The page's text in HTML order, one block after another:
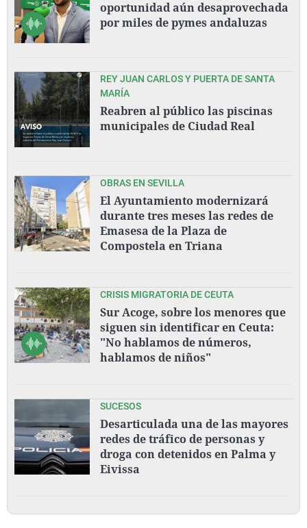
oportunidad aún desaprovechada
por miles de pymes andaluzas
REY JUAN CARLOS Y PUERTA DE SANTA
MARÍA
Reabren al público las piscinas
municipales de Ciudad Real
OBRAS EN SEVILLA
El Ayuntamiento modernizará
durante tres meses las redes de
Emasesa de la Plaza de
Compostela en Triana
CRISIS MIGRATORIA DE CEUTA
Sur Acoge, sobre los menores que
siguen sin identificar en Ceuta:
"No hablamos de números,
hablamos de niños"
SUCESOS
Desarticulada una de las mayores
redes de tráfico de personas y
droga con detenidos en Palma y
Eivissa